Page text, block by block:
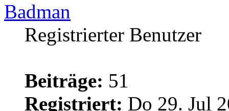
Badman
Registrierter Benutzer
Beiträge: 51
Registriert: Do 29. Jul